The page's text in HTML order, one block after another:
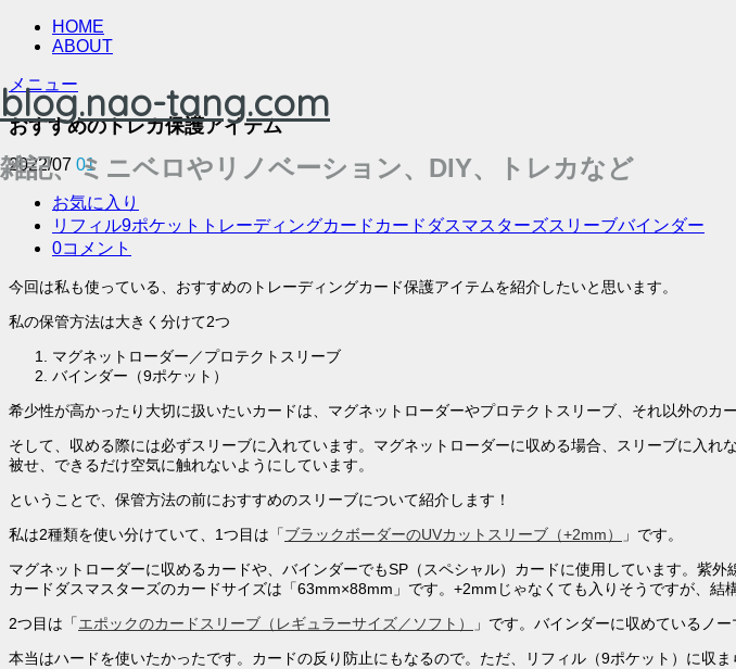
blog.nao-tang.com
雑記、ミニベロやリノベーション、DIY、トレカなど
HOME
ABOUT
メニュー
おすすめのトレカ保護アイテム
2022/07 01
お気に入り
リフィル9ポケット トレーディングカード カードダスマスターズスリーブバインダー
0コメント
今回は私も使っている、おすすめのトレーディングカード保護アイテムを紹介したいと思います。
私の保管方法は大きく分けて2つ
マグネットローダー／プロテクトスリーブ
バインダー（9ポケット）
希少性が高かったり大切に扱いたいカードは、マグネットローダーやプロテクトスリーブ、それ以外のカ
そして、収める際には必ずスリーブに入れています。マグネットローダーに収める場合、スリーブに入
被せ、できるだけ空気に触れないようにしています。
ということで、保管方法の前におすすめのスリーブについて紹介します！
私は2種類を使い分けていて、1つ目は「ブラックボーダーのUVカットスリーブ（+2mm）
」です。
マグネットローダーに収めるカードや、バインダーでもSP（スペシャル）カードに使用しています。紫外
カードダスマスターズのカードサイズは「63mm×88mm」です。+2mmじゃなくても入りそうですが、結
2つ目は「エポックのカードスリーブ（レギュラーサイズ／ソフト）
」です。バインダーに収めているノ
本当はハードを使いたかったです。カードの反り防止にもなるので。ただ、リフィル（9ポケット）に収